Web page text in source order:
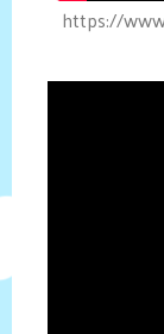
https://